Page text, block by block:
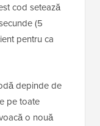
cod setează
(5
pentru ca
depinde de
pe toate
o nouă